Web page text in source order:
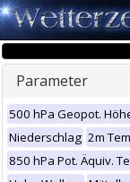
Parameter
500 hPa Geopot.
Niederschlag 2m
850 hPa Pot. Äquiv.